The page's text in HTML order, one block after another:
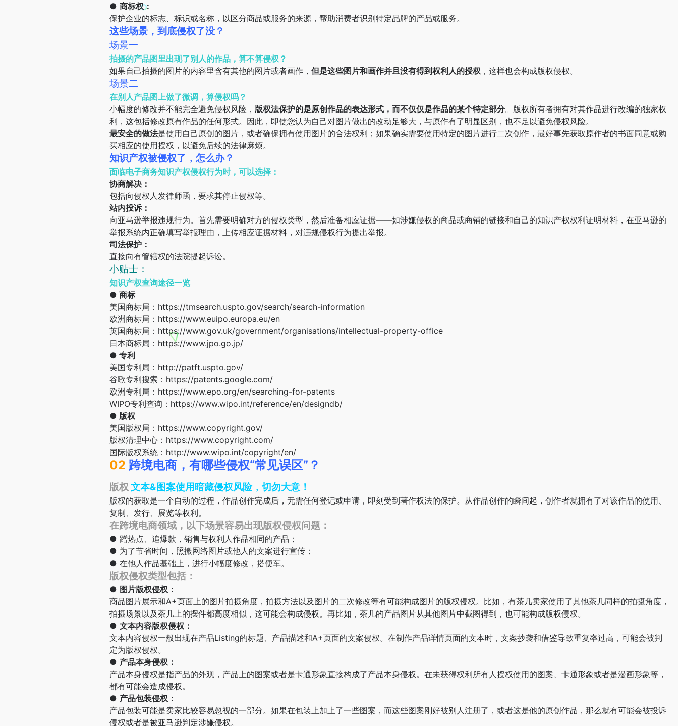
● 商标权：
保护企业的标志、标识或名称，以区分商品或服务的来源，帮助消费者识别特定品牌的产品或服务。
这些场景，到底侵权了没？
场景一
拍摄的产品图里出现了别人的作品，算不算侵权？
如果自己拍摄的图片的内容里含有其他的图片或者画作， 但是这些图片和画作并且没有得到权利人的授权 ，这样也会构成版权侵权。
场景二
在别人产品图上做了微调，算侵权吗？
小幅度的修改并不能完全避免侵权风险， 版权法保护的是原创作品的表达形式，而不仅仅是作品的某个特定部分。版权所有者拥有对其作品进行改编的独家权
利，这包括修改原有作品的任何形式。因此，即使您认为自己对图片做出的改动足够大，与原作有了明显区别，也不足以避免侵权风险。
最安全的做法是使用自己原创的图片，或者确保拥有使用图片的合法权利；如果确实需要使用特定的图片进行二次创作，最好事先获取原作者的书面同意或购
买相应的使用授权，以避免后续的法律麻烦。
知识产权被侵权了，怎么办？
面临电子商务知识产权侵权行为时，可以选择：
协商解决：
包括向侵权人发律师函，要求其停止侵权等。
站内投诉：
向亚马逊举报违规行为。首先需要明确对方的侵权类型，然后准备相应证据——如涉嫌侵权的商品或商铺的链接和自己的知识产权权利证明材料，在亚马逊的
举报系统内正确填写举报理由，上传相应证据材料，对违规侵权行为提出举报。
司法保护：
直接向有管辖权的法院提起诉讼。
小贴士：
知识产权查询途径一览
● 商标
美国商标局：https://tmsearch.uspto.gov/search/search-information
欧洲商标局：https://www.euipo.europa.eu/en
英国商标局：https://www.gov.uk/government/organisations/intellectual-property-office
日本商标局：https://www.jpo.go.jp/
● 专利
美国专利局：http://patft.uspto.gov/
谷歌专利搜索：https://patents.google.com/
欧洲专利局：https://www.epo.org/en/searching-for-patents
WIPO专利查询：https://www.wipo.int/reference/en/designdb/
● 版权
美国版权局：https://www.copyright.gov/
版权清理中心：https://www.copyright.com/
国际版权系统：http://www.wipo.int/copyright/en/
02 跨境电商，有哪些侵权“常见误区”？
版权 文本&图案使用暗藏侵权风险，切勿大意！
版权的获取是一个自动的过程，作品创作完成后，无需任何登记或申请，即刻受到著作权法的保护。从作品创作的瞬间起，创作者就拥有了对该作品的使用、
复制、发行、展览等权利。
在跨境电商领域，以下场景容易出现版权侵权问题：
● 蹭热点、追爆款，销售与权利人作品相同的产品；
● 为了节省时间，照搬网络图片或他人的文案进行宣传；
● 在他人作品基础上，进行小幅度修改，搭便车。
版权侵权类型包括：
● 图片版权侵权：
商品图片展示和A+页面上的图片拍摄角度，拍摄方法以及图片的二次修改等有可能构成图片的版权侵权。比如，有茶几卖家使用了其他茶几同样的拍摄角度，
拍摄场景以及茶几上的摆件都高度相似，这可能会构成侵权。再比如，茶几的产品图片从其他图片中截图得到，也可能构成版权侵权。
● 文本内容版权侵权：
文本内容侵权一般出现在产品Listing的标题、产品描述和A+页面的文案侵权。在制作产品详情页面的文本时，文案抄袭和借鉴导致重复率过高，可能会被判
定为版权侵权。
● 产品本身侵权：
产品本身侵权是指产品的外观，产品上的图案或者是卡通形象直接构成了产品本身侵权。在未获得权利所有人授权使用的图案、卡通形象或者是漫画形象等，
都有可能会造成侵权。
● 产品包装侵权：
产品包装可能是卖家比较容易忽视的一部分。如果在包装上加上了一些图案，而这些图案刚好被别人注册了，或者这是他的原创作品，那么就有可能会被投诉
侵权或者是被亚马逊判定涉嫌侵权。